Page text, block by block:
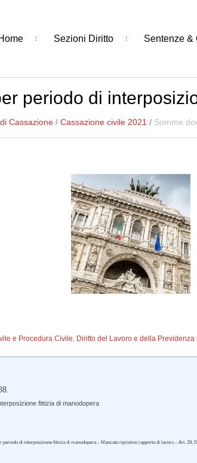
Sezioni Diritto Sentenze &
periodo di
Cassazione / Cassazione civile 2021 / Somme
e Procedura Civile, Diritto del Lavoro e della Previdenza
fittizia di manodopera
di interposizione fittizia di manodopera – Mancato ripristino rapporto di lavoro – Art. 29,